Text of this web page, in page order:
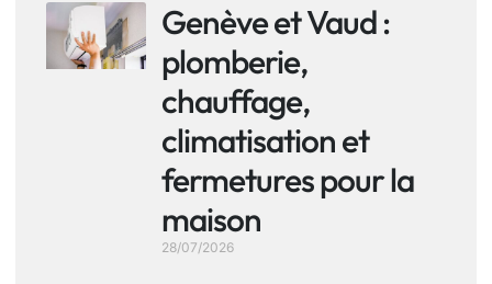
Genève et Vaud :
plomberie,
chauffage,
climatisation et
fermetures pour la
maison
28/07/2026